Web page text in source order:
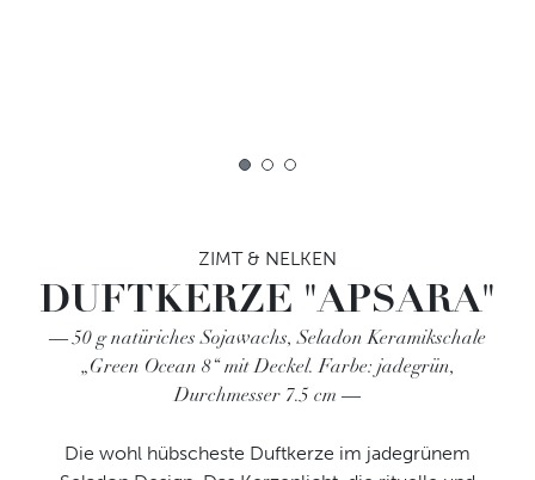
1 2 3
ZIMT & NELKEN
DUFTKERZE "APSARA"
50 g natüriches Sojawachs, Seladon Keramikschale
„Green Ocean 8“ mit Deckel. Farbe: jadegrün,
Durchmesser 7.5 cm
Die wohl hübscheste Duftkerze im jadegrünem